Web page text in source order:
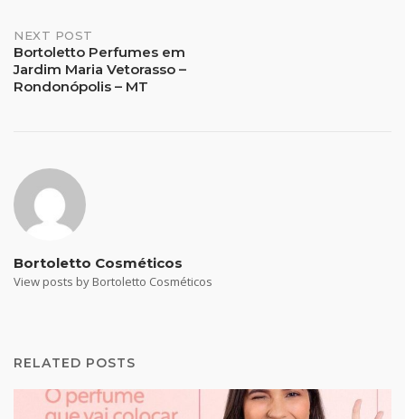
NEXT POST
Bortoletto Perfumes em
Jardim Maria Vetorasso –
Rondonópolis – MT
Bortoletto Cosméticos
View posts by Bortoletto Cosméticos
RELATED POSTS